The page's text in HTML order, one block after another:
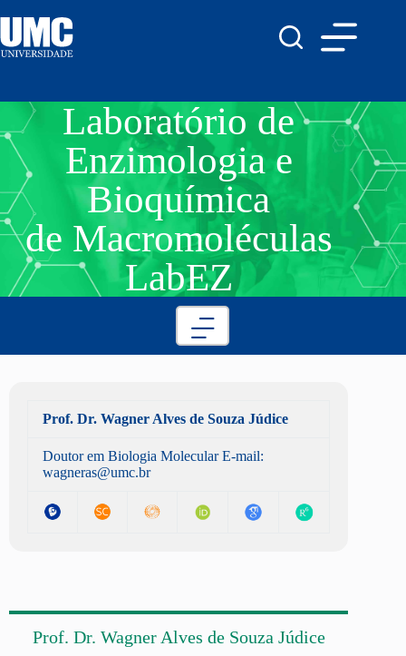
Laboratório de
Enzimologia e
Bioquímica
de Macromoléculas
LabEZ
Prof. Dr. Wagner Alves de Souza Júdice
Doutor em Biologia Molecular E-mail:
wagneras@umc.br
Prof. Dr. Wagner Alves de Souza Júdice